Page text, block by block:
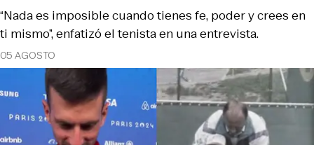
05 AGOSTO
“Nada es imposible cuando tienes fe, poder y crees en
ti mismo”, enfatizó el tenista en una entrevista.